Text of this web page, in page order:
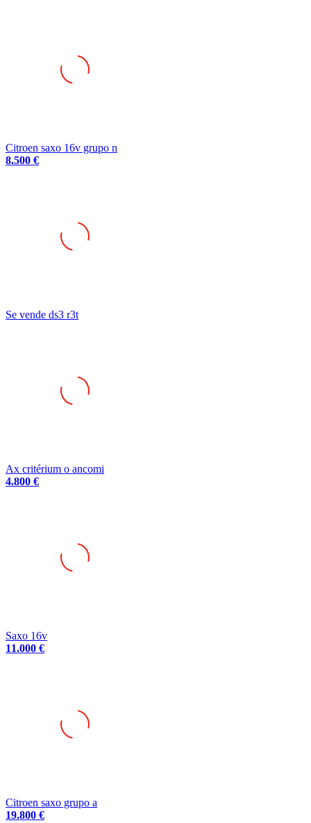
Citroen saxo 16v grupo n
8.500 €
Se vende ds3 r3t
Ax critérium o ancomi
4.800 €
Saxo 16v
11.000 €
Citroen saxo grupo a
19.800 €